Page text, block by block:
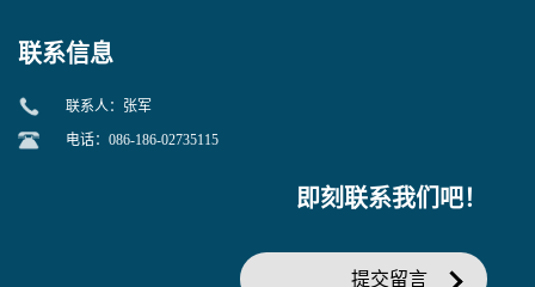
联系信息
联系人：张军
电话：086-186-02735115
即刻联系我们吧！
提交留言